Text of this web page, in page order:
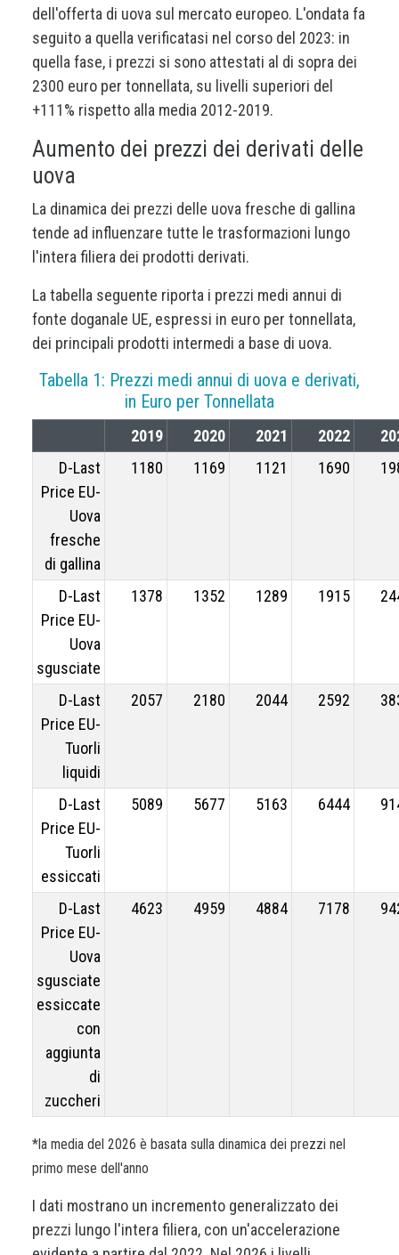
dell'offerta di uova sul mercato europeo. L'ondata fa
seguito a quella verificatasi nel corso del 2023: in
quella fase, i prezzi si sono attestati al di sopra dei
2300 euro per tonnellata, su livelli superiori del
+111% rispetto alla media 2012-2019.
Aumento dei prezzi dei derivati delle
uova
La dinamica dei prezzi delle uova fresche di gallina
tende ad influenzare tutte le trasformazioni lungo
l'intera filiera dei prodotti derivati.
La tabella seguente riporta i prezzi medi annui di
fonte doganale UE, espressi in euro per tonnellata,
dei principali prodotti intermedi a base di uova.
Tabella 1: Prezzi medi annui di uova e derivati,
in Euro per Tonnellata
2019 2020 2021 2022
D-Last
Price EU-
Uova
fresche
di gallina
1180 1169 1121 1690
D-Last
Price EU-
Uova
sgusciate
1378 1352 1289 1915
D-Last
Price EU-
Tuorli
liquidi
2057 2180 2044 2592
D-Last
Price EU-
Tuorli
essiccati
5089 5677 5163 6444
D-Last
Price EU-
Uova
sgusciate
essiccate
con
aggiunta
di
zuccheri
4623 4959 4884 7178
*la media del 2026 è basata sulla dinamica dei prezzi nel
primo mese dell'anno
I dati mostrano un incremento generalizzato dei
prezzi lungo l'intera filiera, con un'accelerazione